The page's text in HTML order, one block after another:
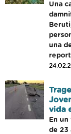
Una
una
vida
En
de 23